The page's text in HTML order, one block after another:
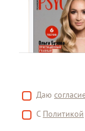
Даю
С Политикой